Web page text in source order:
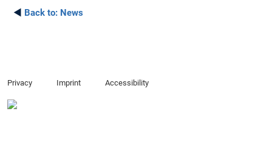
◄ Back to: News
Privacy Imprint Accessibility